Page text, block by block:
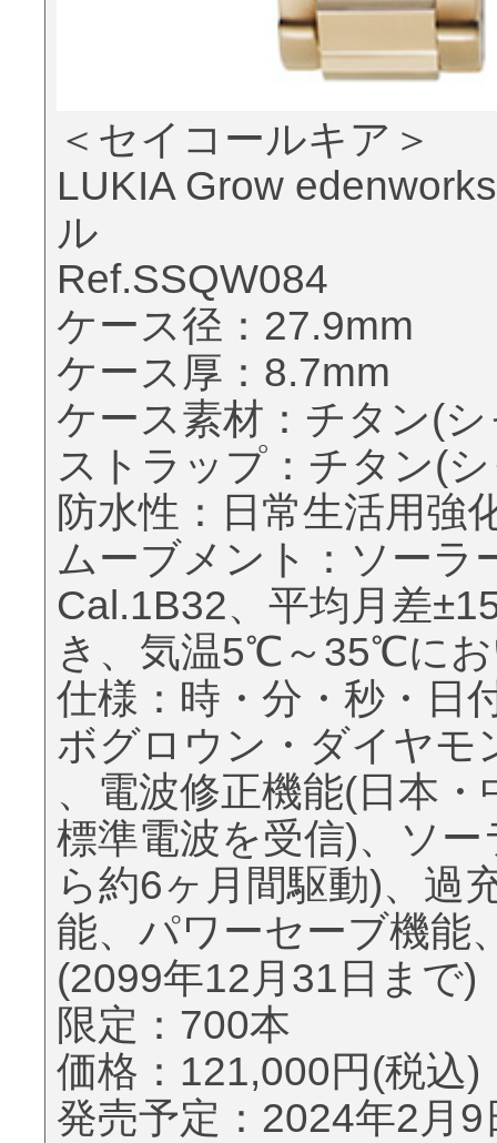
＜セイコールキア＞
LUKIA Grow
ル
Ref.SSQW084
ケース径：27.9mm
ケース厚：8.7mm
ケース素材：チタン(
ストラップ：チタン(
防水性：日常生活用強
ムーブメント：ソーラ
Cal.1B32、平均月差
き、気温5℃～35℃に
仕様：時・分・秒・日
ボグロウン・ダイヤ
、電波修正機能(日本
標準電波を受信)、ソ
ら約6ヶ月間駆動)、過
能、パワーセーブ機能
(2099年12月31日まで)
限定：700本
価格：121,000円(税込)
発売予定：2024年2月9